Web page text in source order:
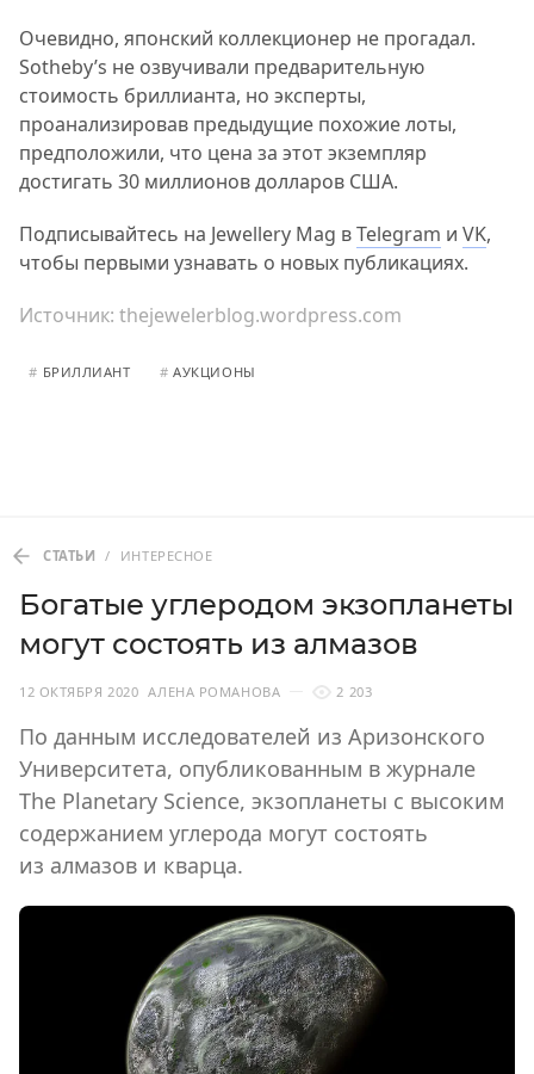
Очевидно, японский коллекционер не прогадал.
Sotheby’s не озвучивали предварительную
стоимость бриллианта, но эксперты,
проанализировав предыдущие похожие лоты,
предположили, что цена за этот экземпляр
достигать 30 миллионов долларов США.
Подписывайтесь на Jewellery Mag вTelegram и VK,
чтобы первыми узнавать о новых публикациях.
Источник: thejewelerblog.wordpress.com
# БРИЛЛИАНТ # АУКЦИОНЫ
СТАТЬИ / ИНТЕРЕСНОЕ
Богатые углеродом экзопланеты
могут состоять из алмазов
12 ОКТЯБРЯ 2020 АЛЕНА РОМАНОВА 2 203
По данным исследователей из Аризонского
Университета, опубликованным в журнале
The Planetary Science, экзопланеты с высоким
содержанием углерода могут состоять
из алмазов и кварца.